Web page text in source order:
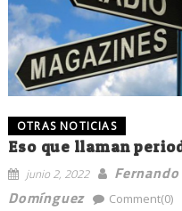
OTRAS NOTICIAS
Eso que llaman
junio 2, 2022
Domínguez
Comment(0)